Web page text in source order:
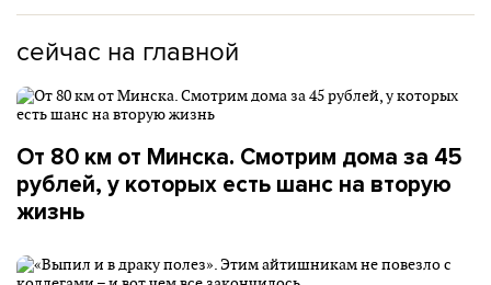
сейчас на главной
От 80 км от Минска. Смотрим дома за 45
рублей, у которых есть шанс на вторую
жизнь